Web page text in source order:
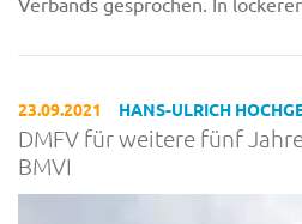
23.09.2021 HANS-ULRICH
DMFV für weitere fünf
BMVI